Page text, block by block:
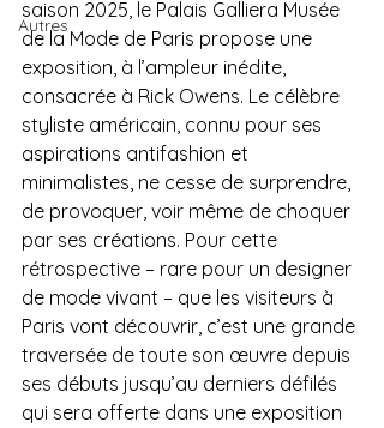
Autres
saison 2025, le Palais Galliera Musée
de la Mode de Paris propose une
exposition, à l’ampleur inédite,
consacrée à Rick Owens. Le célèbre
styliste américain, connu pour ses
aspirations antifashion et
minimalistes, ne cesse de surprendre,
de provoquer, voir même de choquer
par ses créations. Pour cette
rétrospective – rare pour un designer
de mode vivant – que les visiteurs à
Paris vont découvrir, c’est une grande
traversée de toute son œuvre depuis
ses débuts jusqu’au derniers défilés
qui sera offerte dans une exposition